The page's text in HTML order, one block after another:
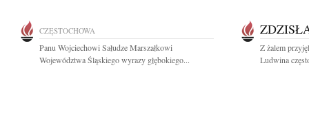
CZĘSTOCHOWA
Panu Wojciechowi Sałudze Marszałkowi
Województwa Śląskiego wyrazy głębokiego...
Z żalem
Ludwina